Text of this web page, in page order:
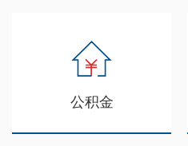
公积金